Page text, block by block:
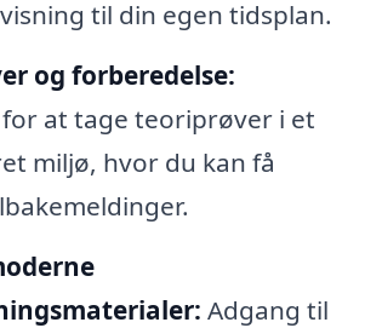
til din egen tidsplan.
og forberedelse:
at tage teoriprøver i et
miljø, hvor du kan få
Adgang til